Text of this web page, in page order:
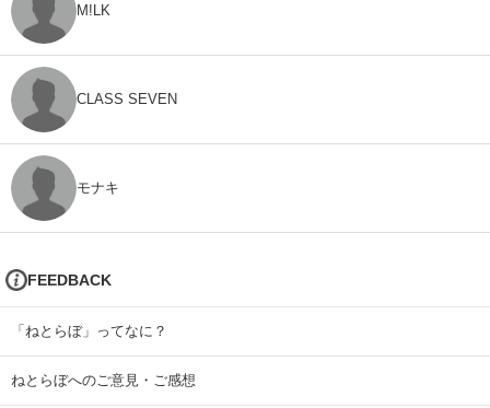
M!LK
CLASS SEVEN
モナキ
FEEDBACK
「ねとらぼ」ってなに？
ねとらぼへのご意見・ご感想